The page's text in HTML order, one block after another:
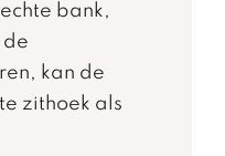
bank,
de
kan de
zithoek als